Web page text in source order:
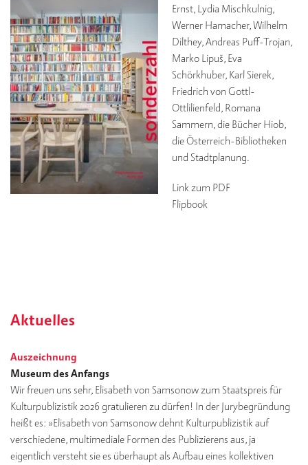
Ernst, Lydia Mischkulnig,
Werner Hamacher, Wilhelm
Dilthey, Andreas Puff-Trojan,
Marko Lipuš, Eva
Schörkhuber, Karl Sierek,
Friedrich von Gottl-
Ottlilienfeld, Romana
Sammern, die Bücher Hiob,
die Österreich-Bibliotheken
und Stadtplanung.
Link zum PDF
Flipbook
Aktuelles
Auszeichnung
Museum des Anfangs
Wir freuen uns sehr, Elisabeth von Samsonow zum Staatspreis für
Kulturpublizistik 2026 gratulieren zu dürfen! In der Jurybegründung
heißt es: »Elisabeth von Samsonow dehnt Kulturpublizistik auf
verschiedene, multimediale Formen des Publizierens aus, ja
eigentlich versteht sie es überhaupt als Aufbau eines kollektiven